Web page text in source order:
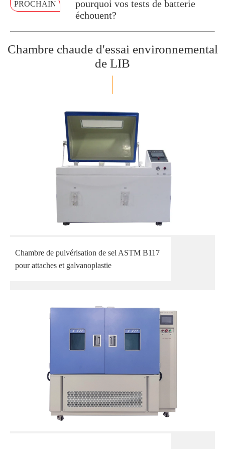
PROCHAIN
pourquoi vos tests de batterie
échouent?
Chambre chaude d'essai environnemental
de LIB
Chambre de pulvérisation de sel ASTM B117
pour attaches et galvanoplastie